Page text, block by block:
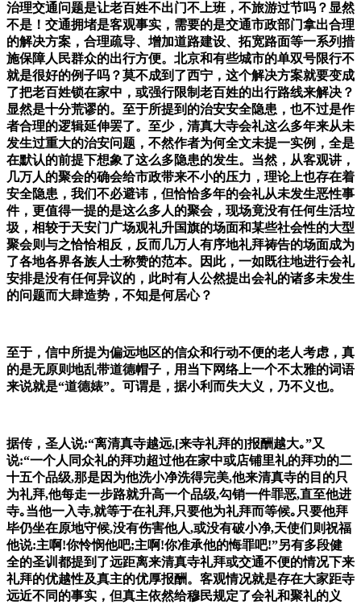
治理交通问题是让老百姓不出门不上班，不旅游过节吗？显然
不是！交通拥堵是客观事实，需要的是交通市政部门拿出合理
的解决方案，合理疏导、增加道路建设、拓宽路面等一系列措
施保障人民群众的出行方便。北京和有些城市的单双号限行不
就是很好的例子吗？莫不成到了西宁，这个解决方案就要变成
了把老百姓锁在家中，或强行限制老百姓的出行路线来解决？
显然是十分荒谬的。至于所提到的治安安全隐患，也不过是作
者合理的逻辑延伸罢了。至少，清真大寺会礼这么多年来从未
发生过重大的治安问题，不然作者为何全文未提一实例，全是
在默认的前提下想象了这么多隐患的发生。当然，从客观讲，
几万人的聚会的确会给市政带来不小的压力，理论上也存在着
安全隐患，我们不必避讳，但恰恰多年的会礼从未发生恶性事
件，更值得一提的是这么多人的聚会，现场竟没有任何生活垃
圾，相较于天安门广场观礼升国旗的场面和某些社会性的大型
聚会则与之恰恰相反，反而几万人有序地礼拜祷告的场面成为
了各地各界各族人士称赞的范本。因此，一如既往地进行会礼
安排是没有任何异议的，此时有人公然提出会礼的诸多未发生
的问题而大肆造势，不知是何居心？
至于，信中所提为偏远地区的信众和行动不便的老人考虑，真
的是无原则地乱带道德帽子，用当下网络上一个不太雅的词语
来说就是“道德婊”。可谓是，据小利而失大义，乃不义也。
据传，圣人说:“离清真寺越远,[来寺礼拜的]报酬越大｡”又
说:“一个人同众礼的拜功超过他在家中或店铺里礼的拜功的二
十五个品级,那是因为他洗小净洗得完美,他来清真寺的目的只
为礼拜,他每走一步路就升高一个品级,勾销一件罪恶,直至他进
寺｡当他一入寺,就等于在礼拜,只要他为礼拜而等候｡只要他拜
毕仍坐在原地守候,没有伤害他人,或没有破小净,天使们则祝福
他说:主啊!你怜悯他吧;主啊!你准承他的悔罪吧!”另有多段健
全的圣训都提到了远距离来清真寺礼拜或交通不便的情况下来
礼拜的优越性及真主的优厚报酬。客观情况就是存在大家距寺
远近不同的事实，但真主依然给穆民规定了会礼和聚礼的义